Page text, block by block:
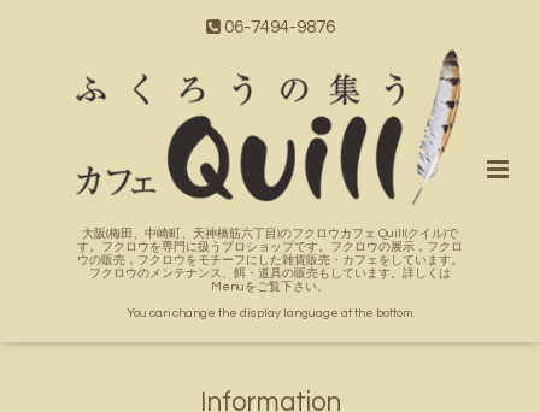
06-7494-9876
大阪(梅田、中崎町、天神橋筋六丁目)のフクロウカフェ Quill(クイル)で
す。フクロウを専門に扱うプロショップです。フクロウの展示，フクロ
ウの販売，フクロウをモチーフにした雑貨販売・カフェをしています。
フクロウのメンテナンス、餌・道具の販売もしています。詳しくは
Menuをご覧下さい。
You can change the display language at the bottom.
Information